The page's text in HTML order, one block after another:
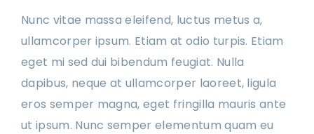
Nunc vitae massa eleifend, luctus metus a,
ullamcorper ipsum. Etiam at odio turpis. Etiam
eget mi sed dui bibendum feugiat. Nulla
dapibus, neque at ullamcorper laoreet, ligula
eros semper magna, eget fringilla mauris ante
ut ipsum. Nunc semper elementum quam eu